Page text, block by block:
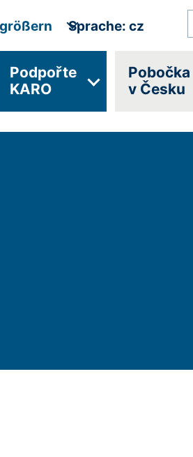
Sprache: cz
Podpořte
KARO
Pobočka
v Česku